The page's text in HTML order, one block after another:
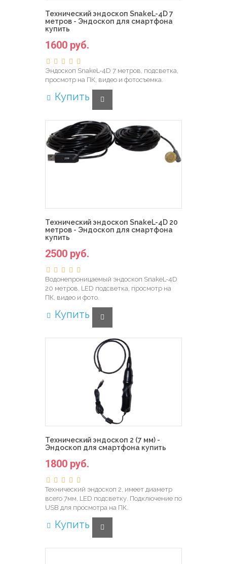
Технический эндоскоп SnakeL-4D 7
метров - Эндоскоп для смартфона
купить
1600 руб.
Эндоскоп SnakeL-4D 7 метров, подсветка,
просмотр на ПК, видео и фотосъемка.
Купить
Технический эндоскоп SnakeL-4D 20
метров - Эндоскоп для смартфона
купить
2500 руб.
Водонепроницаемый эндоскоп SnakeL-4D
20 метров, LED подсветка, просмотр на
ПК, видео и фото.
Купить
Технический эндоскоп 2 (7 мм) -
Эндоскоп для смартфона купить
1800 руб.
Технический эндоскоп 2, имеет диаметр
всего 7мм, LED подсветку. Подключение по
USB для просмотра на ПК.
Купить